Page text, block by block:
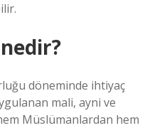
döneminde ihtiyaç
mali, ayni ve
Müslümanlardan hem